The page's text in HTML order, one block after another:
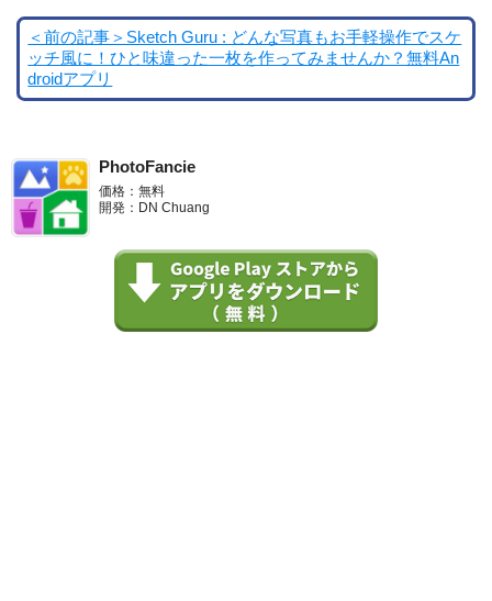
＜前の記事＞Sketch Guru : どんな写真もお手軽操作でスケ
ッチ風に！ひと味違った一枚を作ってみませんか？無料An
droidアプリ
PhotoFancie
価格：無料
開発：DN Chuang